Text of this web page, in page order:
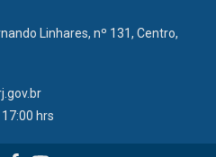
Linhares, nº 131, Centro,
hrs